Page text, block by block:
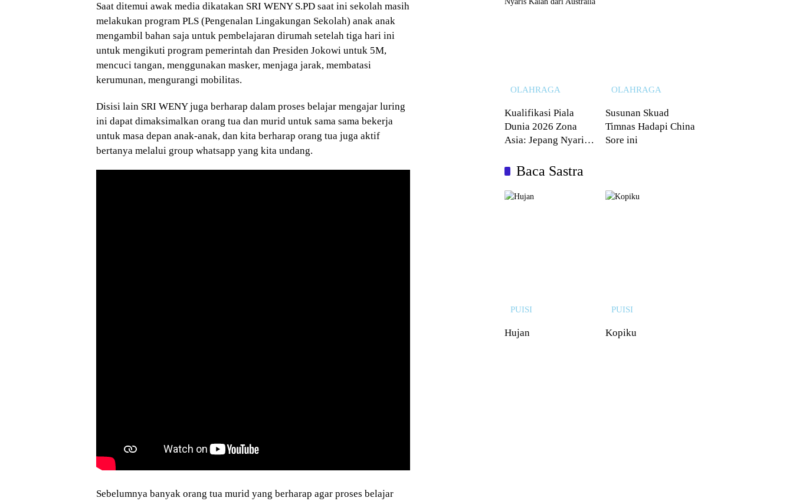
Saat ditemui awak media dikatakan SRI WENY S.PD saat ini sekolah masih
melakukan program PLS (Pengenalan Lingakungan Sekolah) anak anak
mengambil bahan saja untuk pembelajaran dirumah setelah tiga hari ini
untuk mengikuti program pemerintah dan Presiden Jokowi untuk 5M,
mencuci tangan, menggunakan masker, menjaga jarak, membatasi
kerumunan, mengurangi mobilitas.
Disisi lain SRI WENY juga berharap dalam proses belajar mengajar luring
ini dapat dimaksimalkan orang tua dan murid untuk sama sama bekerja
untuk masa depan anak-anak, dan kita berharap orang tua juga aktif
bertanya melalui group whatsapp yang kita undang.
Sebelumnya banyak orang tua murid yang berharap agar proses belajar
OLAHRAGA
Kualifikasi Piala
Dunia 2026 Zona
Asia: Jepang Nyaris
OLAHRAGA
Susunan Skuad
Timnas Hadapi China
Sore ini
Baca Sastra
PUISI
Hujan
PUISI
Kopiku